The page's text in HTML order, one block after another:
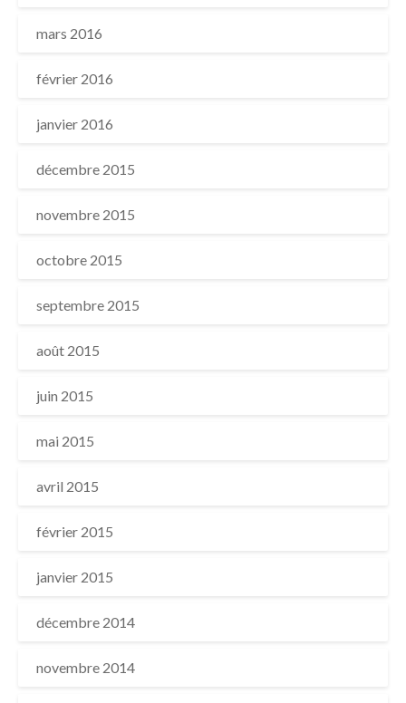
mars 2016
février 2016
janvier 2016
décembre 2015
novembre 2015
octobre 2015
septembre 2015
août 2015
juin 2015
mai 2015
avril 2015
février 2015
janvier 2015
décembre 2014
novembre 2014